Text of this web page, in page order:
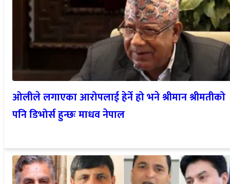
ओलीले लगाएका आरोपलाई हेर्ने हो भने श्रीमान श्रीमतीको
पनि डिभोर्स हुन्छः माधव नेपाल